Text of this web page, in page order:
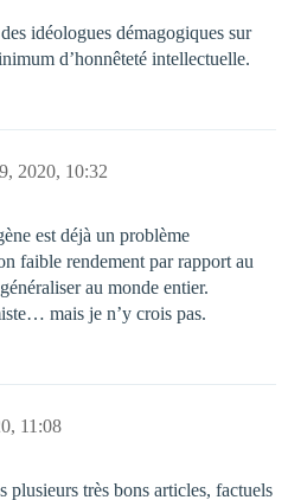
idéologues démagogiques sur
d’honnêteté intellectuelle.
2020, 10:32
est déjà un problème
faible rendement par rapport au
au monde entier.
mais je n’y crois pas.
11:08
plusieurs très bons articles, factuels